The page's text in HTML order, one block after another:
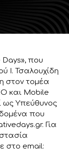
Days», που
Ι. Τσαλουχίδη
στον τομέα
και Mobile
ως Υπεύθυνος
που
Για
στο email: